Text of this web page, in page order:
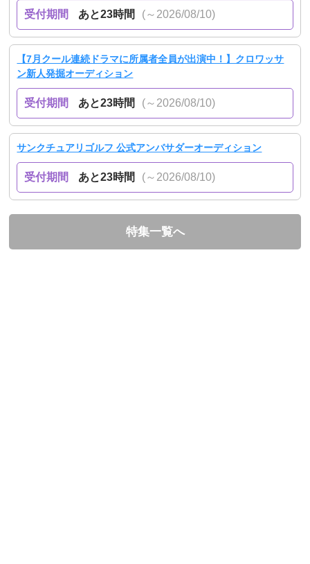
受付期間 あと23時間 (～2026/08/10)
【7月クール連続ドラマに所属者全員が出演中！】クロワッサ
ン新人発掘オーディション
受付期間 あと23時間 (～2026/08/10)
サンクチュアリゴルフ 公式アンバサダーオーディション
受付期間 あと23時間 (～2026/08/10)
特集一覧へ